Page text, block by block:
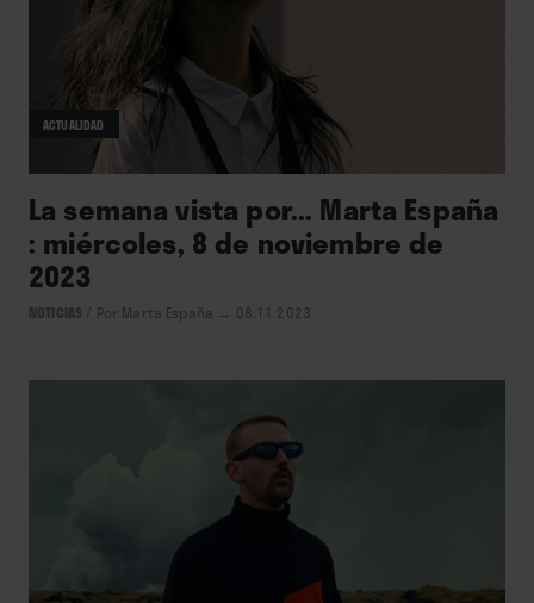
ACTUALIDAD
La semana vista por... Marta España
: miércoles, 8 de noviembre de
2023
NOTICIAS Por Marta España → 08.11.2023